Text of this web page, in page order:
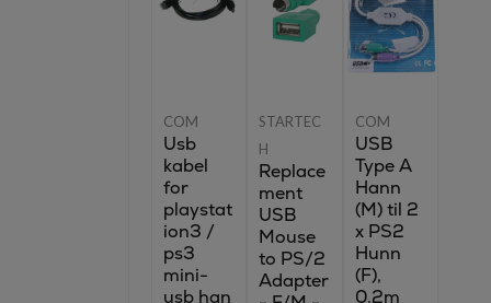
COM
Usb
kabel
for
playstat
ion3 /
ps3
mini-
usb han
STARTEC
H
Replace
ment
USB
Mouse
to PS/2
Adapter
COM
USB
Type A
Hann
(M) til 2
x PS2
Hunn
(F),
0.2m